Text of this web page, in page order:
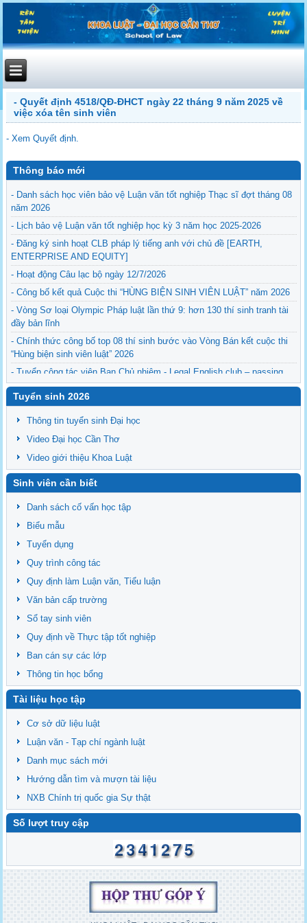
- Quyết định 4518/QĐ-ĐHCT ngày 22 tháng 9 năm 2025 về
việc xóa tên sinh viên
- Xem Quyết định.
Thông báo mới
- Danh sách học viên bảo vệ Luận văn tốt nghiệp Thạc sĩ đợt tháng 08
năm 2026
- Lịch bảo vệ Luận văn tốt nghiệp học kỳ 3 năm học 2025-2026
- Đăng ký sinh hoạt CLB pháp lý tiếng anh với chủ đề [EARTH,
ENTERPRISE AND EQUITY]
- Hoạt động Câu lạc bộ ngày 12/7/2026
- Công bố kết quả Cuộc thi “HÙNG BIỆN SINH VIÊN LUẬT” năm 2026
- Vòng Sơ loại Olympic Pháp luật lần thứ 9: hơn 130 thí sinh tranh tài
đầy bản lĩnh
- Chính thức công bố top 08 thí sinh bước vào Vòng Bán kết cuộc thi
“Hùng biện sinh viên luật” 2026
- Tuyển cộng tác viên Ban Chủ nhiệm - Legal English club – passing
the torch
- Sinh hoạt của CLB Tiếng Anh pháp lý 05-2026
- Kế hoạch bào vệ Luận văn/Đề án thạc sĩ ngày 26/06/2026
Tuyển sinh 2026
Thông tin tuyển sinh Đại học
Video Đại học Cần Thơ
Video giới thiệu Khoa Luật
Sinh viên cần biết
Danh sách cố vấn học tập
Biểu mẫu
Tuyển dụng
Quy trình công tác
Quy định làm Luận văn, Tiểu luận
Văn bản cấp trường
Sổ tay sinh viên
Quy định về Thực tập tốt nghiệp
Ban cán sự các lớp
Thông tin học bổng
Tài liệu học tập
Cơ sở dữ liệu luật
Luận văn - Tạp chí ngành luật
Danh mục sách mới
Hướng dẫn tìm và mượn tài liệu
NXB Chính trị quốc gia Sự thật
Số lượt truy cập